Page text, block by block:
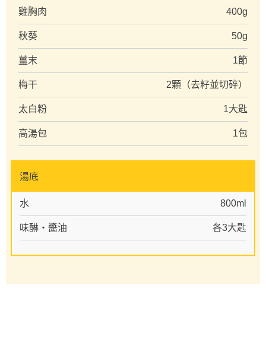
雞胸肉 400g
秋葵 50g
薑末 1節
梅干 2顆（去籽並切碎）
太白粉 1大匙
高湯包 1包
湯底
水 800ml
味醂・醬油 各3大匙